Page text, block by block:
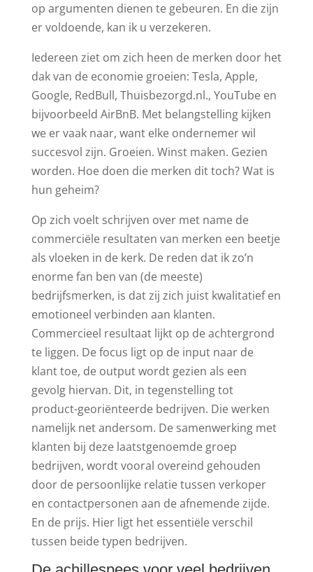
op argumenten dienen te gebeuren. En die zijn
er voldoende, kan ik u verzekeren.
Iedereen ziet om zich heen de merken door het
dak van de economie groeien: Tesla, Apple,
Google, RedBull, Thuisbezorgd.nl., YouTube en
bijvoorbeeld AirBnB. Met belangstelling kijken
we er vaak naar, want elke ondernemer wil
succesvol zijn. Groeien. Winst maken. Gezien
worden. Hoe doen die merken dit toch? Wat is
hun geheim?
Op zich voelt schrijven over met name de
commerciële resultaten van merken een beetje
als vloeken in de kerk. De reden dat ik zo’n
enorme fan ben van (de meeste)
bedrijfsmerken, is dat zij zich juist kwalitatief en
emotioneel verbinden aan klanten.
Commercieel resultaat lijkt op de achtergrond
te liggen. De focus ligt op de input naar de
klant toe, de output wordt gezien als een
gevolg hiervan. Dit, in tegenstelling tot
product-georiënteerde bedrijven. Die werken
namelijk net andersom. De samenwerking met
klanten bij deze laatstgenoemde groep
bedrijven, wordt vooral overeind gehouden
door de persoonlijke relatie tussen verkoper
en contactpersonen aan de afnemende zijde.
En de prijs. Hier ligt het essentiële verschil
tussen beide typen bedrijven.